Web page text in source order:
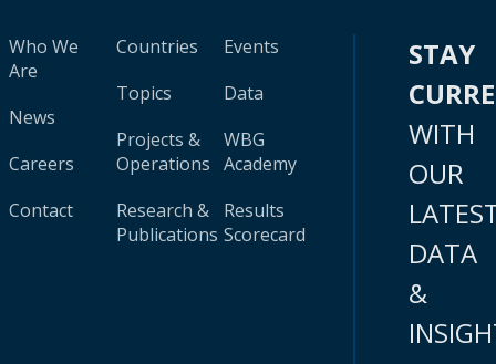
Who We
Are
News
Careers
Contact
Countries
Topics
Projects &
Operations
Research &
Publications
Events
Data
WBG
Academy
Results
Scorecard
STAY
WITH
OUR
DATA
&